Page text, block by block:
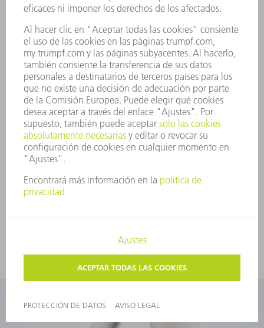
Los cartuchos filtrantes originales constan de una fibra
envuelta cuyas capas de material no tejido se sueldan
firmemente entre sí mediante un procedimiento
especial. Este proceso de producción le ofrece un
beneficio clave: gracias a su extraordinaria resistencia,
el cartucho filtrante original soporta diferencias de
presión máximas sin liberar fibras. De este modo, sus
piezas de filtro y conductos de refrigeración por agua
permanecen siempre libres de partículas de tejido
desprendidas. El original garantiza la refrigeración
óptima a largo plazo de su láser/instalación láser o su
Variantes